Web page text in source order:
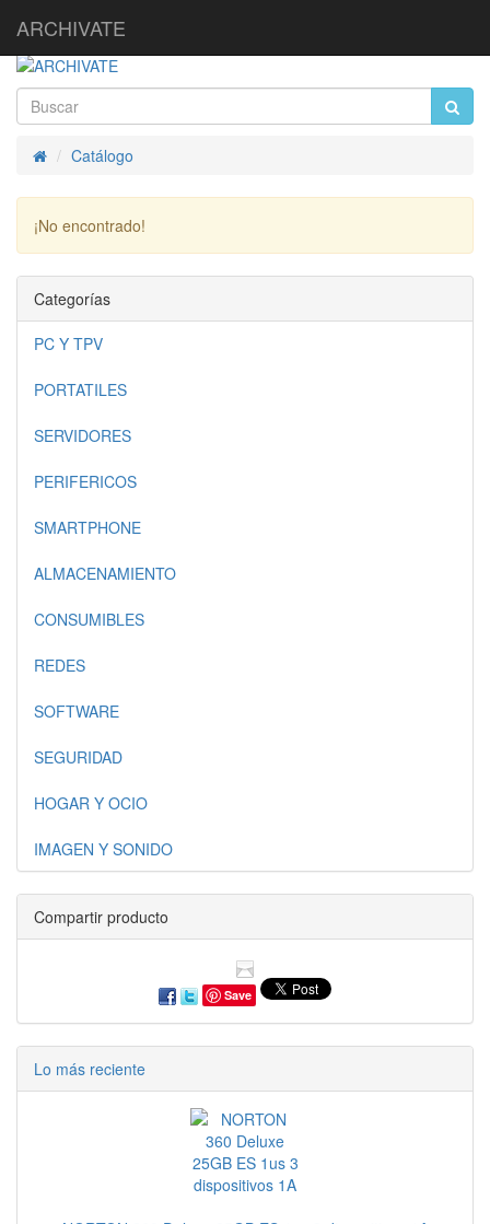
ARCHIVATE
InicioCatálogo
¡No encontrado!
Categorías
PC Y TPV
PORTATILES
SERVIDORES
PERIFERICOS
SMARTPHONE
ALMACENAMIENTO
CONSUMIBLES
REDES
SOFTWARE
SEGURIDAD
HOGAR Y OCIO
IMAGEN Y SONIDO
Compartir producto
Save
Lo más reciente